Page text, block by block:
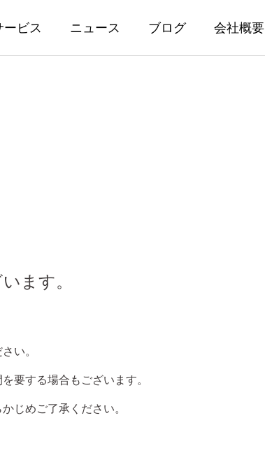
ービス ニュース ブログ 会社概要
ます。
い。
要する場合もございます。
じめご了承ください。